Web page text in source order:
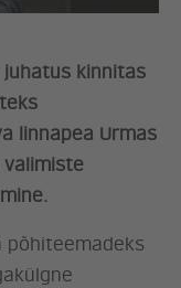
juhatus kinnitas
linnapea Urmas
valimiste
põhiteemadeks